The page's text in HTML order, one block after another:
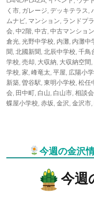
日:
く市 ガレージ ,デッキテラス ,
ムナビ マンション ランドプ
会 ,中2階 ,中古 ,中古マンション
倉光 ,光野中学校 内灘 内灘中
聞 ,北國新聞 ,北辰中学校 ,千鳥
学校 ,売却 大収納 大収納空間
学校 ,家 ,峰竜太 ,平屋 広陽小
新築 ,曽谷駅 ,東明小学校 ,松任
会 田中町 白山 白山市 ,相談会
蝶屋小学校 ,赤坂 ,金沢 ,金沢市
今週の金沢
今週